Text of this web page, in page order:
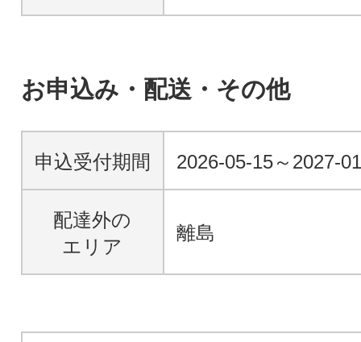
お申込み・配送・その他
申込受付期間 2026-05-15～2027-
配達外の
エリア
離島